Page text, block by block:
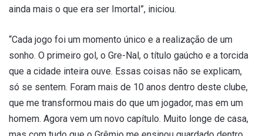
ainda mais o que era ser Imortal”, iniciou.
“Cada jogo foi um momento único e a realização de um
sonho. O primeiro gol, o Gre-Nal, o título gaúcho e a torcida
que a cidade inteira ouve. Essas coisas não se explicam,
só se sentem. Foram mais de 10 anos dentro deste clube,
que me transformou mais do que um jogador, mas em um
homem. Agora vem um novo capítulo. Muito longe de casa,